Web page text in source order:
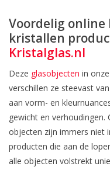
Voordelig
kristallen
Kristalglas.nl
Deze glasobjecten in
verschillen ze steevast
aan vorm- en
gewicht en verhoudingen.
objecten zijn immers niet
producten die aan de
alle objecten volstrekt